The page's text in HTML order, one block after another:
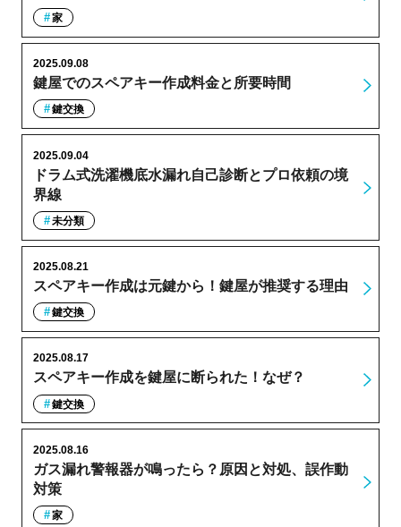
家
鍵屋でのスペアキー作成料金と所要時間
2025.09.08
鍵交換
ドラム式洗濯機底水漏れ自己診断とプロ依頼の境
界線
2025.09.04
未分類
スペアキー作成は元鍵から！鍵屋が推奨する理由
2025.08.21
鍵交換
スペアキー作成を鍵屋に断られた！なぜ？
2025.08.17
鍵交換
ガス漏れ警報器が鳴ったら？原因と対処、誤作動
対策
2025.08.16
家